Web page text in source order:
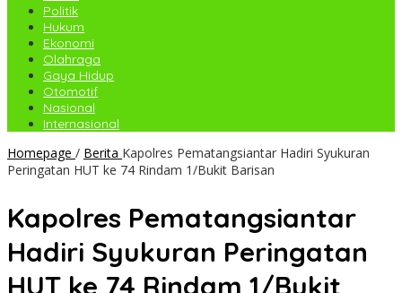
Politik
Hukum
Ekonomi
Olahraga
Gaya Hidup
Otomotif
Nasional
Internasional
Homepage / Berita Kapolres Pematangsiantar Hadiri Syukuran
Peringatan HUT ke 74 Rindam 1/Bukit Barisan
Kapolres Pematangsiantar
Hadiri Syukuran Peringatan
HUT ke 74 Rindam 1/Bukit